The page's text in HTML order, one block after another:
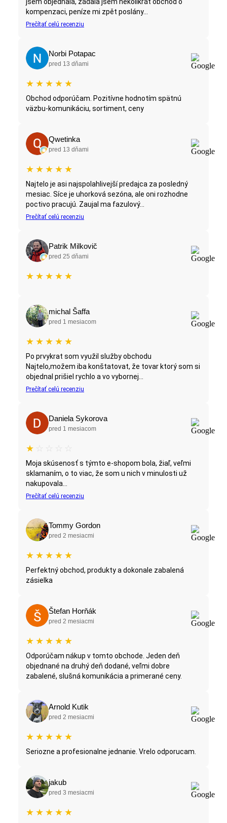
kompenzaci, peníze mi zpět poslány...
Prečítať celú recenziu
Norbi Potapac
pred 13 dňami
★ ★ ★ ★ ★
Obchod odporúčam. Pozitívne hodnotím spätnú
väzbu-komunikáciu, sortiment, ceny
Qwetinka
pred 13 dňami
★ ★ ★ ★ ★
Najtelo je asi najspolahlivejší predajca za posledný
mesiac. Síce je uhorková sezóna, ale oni rozhodne
poctivo pracujú. Zaujal ma fazulový...
Prečítať celú recenziu
Patrik Milkovič
pred 25 dňami
★ ★ ★ ★ ★
michal Šaffa
pred 1 mesiacom
★ ★ ★ ★ ★
Po prvykrat som využil služby obchodu
Najtelo,možem iba konštatovat, že tovar ktorý som si
objednal prišiel rychlo a vo vybornej...
Prečítať celú recenziu
Daniela Sykorova
pred 1 mesiacom
★ ☆ ☆ ☆ ☆
Moja skúsenosť s týmto e-shopom bola, žiaľ, veľmi
sklamaním, o to viac, že som u nich v minulosti už
nakupovala...
Prečítať celú recenziu
Tommy Gordon
pred 2 mesiacmi
★ ★ ★ ★ ★
Perfektný obchod, produkty a dokonale zabalená
zásielka
Štefan Horňák
pred 2 mesiacmi
★ ★ ★ ★ ★
Odporúčam nákup v tomto obchode. Jeden deň
objednané na druhý deň dodané, veľmi dobre
zabalené, slušná komunikácia a primerané ceny.
Arnold Kutik
pred 2 mesiacmi
★ ★ ★ ★ ★
Seriozne a profesionalne jednanie. Vrelo odporucam.
jakub
pred 3 mesiacmi
★ ★ ★ ★ ★